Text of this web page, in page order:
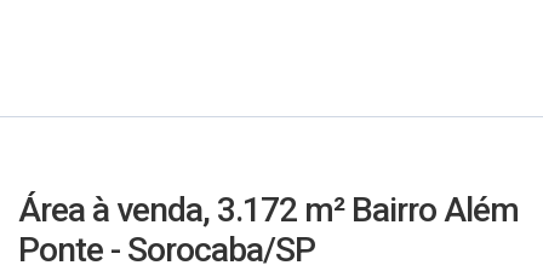
Área à venda, 3.172 m² Bairro Além
Ponte - Sorocaba/SP